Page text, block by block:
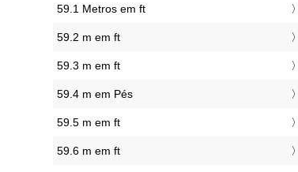
59.1 Metros em ft
59.2 m em ft
59.3 m em ft
59.4 m em Pés
59.5 m em ft
59.6 m em ft